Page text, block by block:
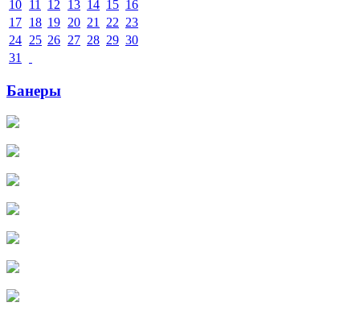
10 11 12 13 14 15 16
17 18 19 20 21 22 23
24 25 26 27 28 29 30
31
Банеры